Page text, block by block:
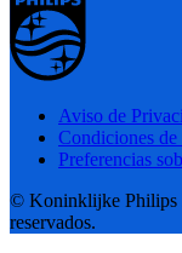
Aviso de
Condiciones de
Preferencias
© Koninklijke Philips
reservados.